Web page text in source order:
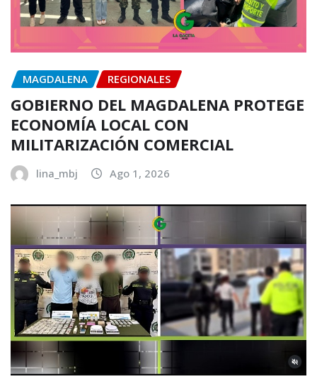
MAGDALENA REGIONALES
GOBIERNO DEL MAGDALENA PROTEGE
ECONOMÍA LOCAL CON
MILITARIZACIÓN COMERCIAL
lina_mbj Ago 1, 2026